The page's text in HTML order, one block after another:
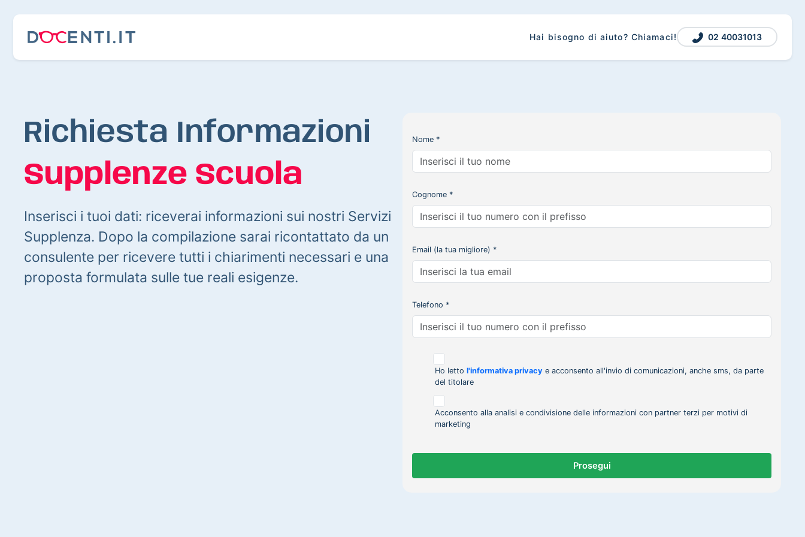
Hai bisogno di aiuto? Chiamaci! 02 40031013
Richiesta Informazioni
Supplenze Scuola
Inserisci i tuoi dati: riceverai informazioni sui nostri Servizi
Supplenza. Dopo la compilazione sarai ricontattato da un
consulente per ricevere tutti i chiarimenti necessari e una
proposta formulata sulle tue reali esigenze.
Nome *
Cognome *
Email (la tua migliore) *
Telefono *
Ho letto l'informativa privacy e acconsento all'invio di comunicazioni, anche sms, da parte
del titolare
Acconsento alla analisi e condivisione delle informazioni con partner terzi per motivi di
marketing